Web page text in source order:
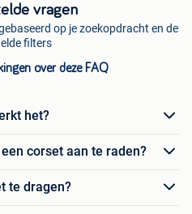
vragen
op je zoekopdracht en de
filters
over deze FAQ
het?
corset aan te raden?
te dragen?